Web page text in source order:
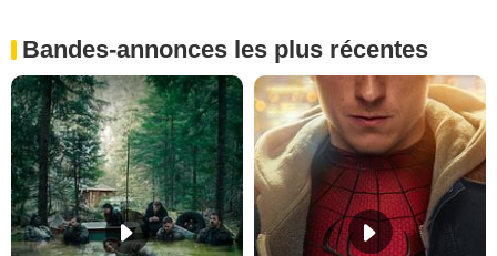
Bandes-annonces les plus récentes